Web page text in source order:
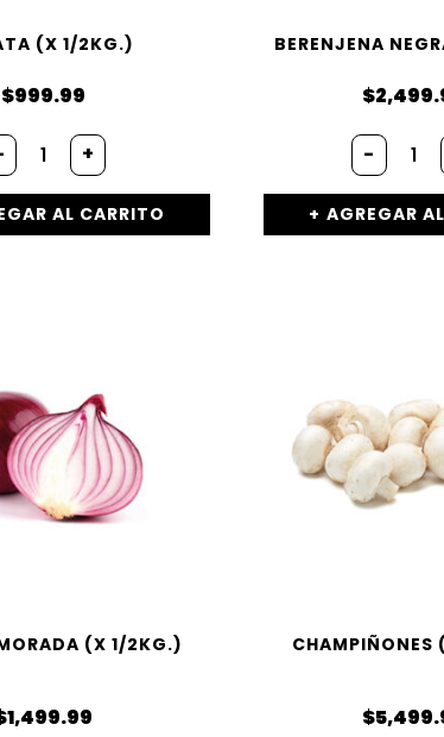
(X 1/2KG.)
$999.99
+
AL CARRITO
BERENJENA
$
-
AGREGAR
(X 1/2KG.)
1,499.99 $